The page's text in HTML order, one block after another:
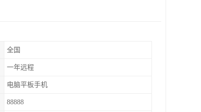
全国
一年远程
电脑平板手机
88888